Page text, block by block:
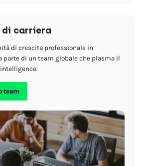
carriera
di crescita professionale in
parte di un team globale che plasma il
team